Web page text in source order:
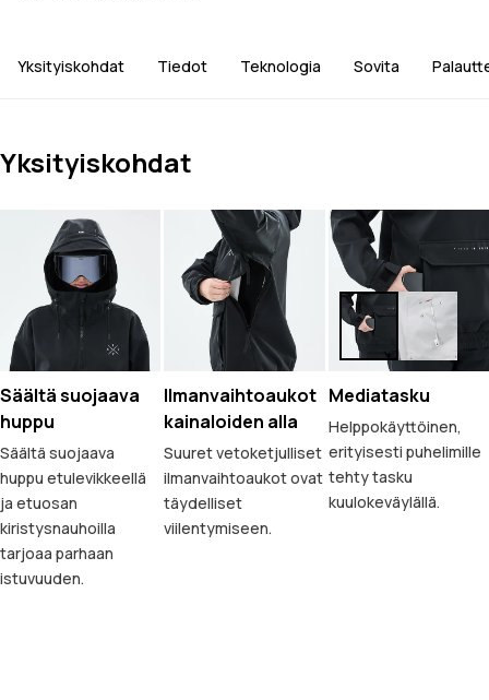
Yksityiskohdat Tiedot Teknologia Sovita
Yksityiskohdat
Säältä suojaava
huppu
Säältä suojaava
huppu etulevikkeellä
ja etuosan
kiristysnauhoilla
tarjoaa parhaan
istuvuuden.
Ilmanvaihtoaukot
kainaloiden alla
Suuret vetoketjulliset
ilmanvaihtoaukot ovat
täydelliset
viilentymiseen.
Mediatasku
Helppokäyttöinen,
erityisesti puhelimille
tehty tasku
kuulokeväylällä.